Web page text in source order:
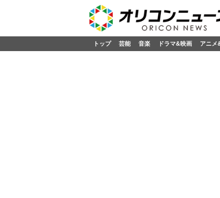
トップ 芸能 音楽 ドラマ&映画 アニメ